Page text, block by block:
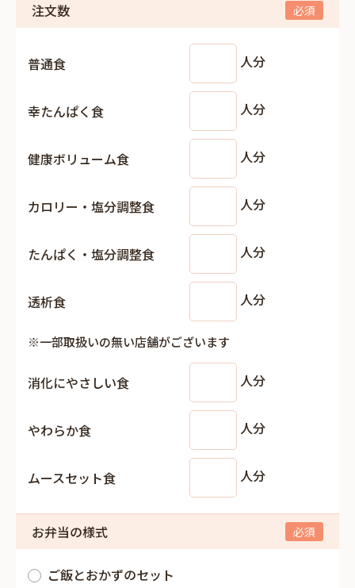
注文数
普通食 人分
幸たんぱく食 人分
健康ボリューム食 人分
カロリー・塩分調整食 人分
たんぱく・塩分調整食 人分
透析食 人分
※一部取扱いの無い店舗がございます
消化にやさしい食 人分
やわらか食 人分
ムースセット食 人分
お弁当の様式
ご飯とおかずのセット